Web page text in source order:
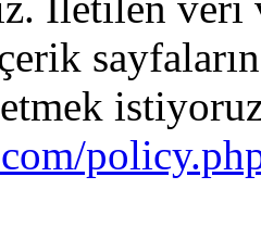
etmek